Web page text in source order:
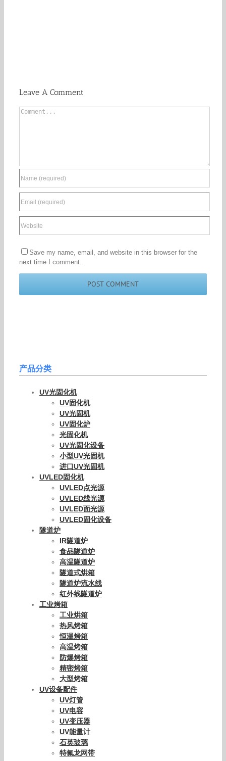
Leave A Comment
Comment
Save my name, email, and website in this browser for the
next time I comment.
产品分类
UV光固化机
UV固化机
UV光固机
UV固化炉
光固化机
UV光固化设备
小型UV光固机
进口UV光固机
UVLED固化机
UVLED点光源
UVLED线光源
UVLED面光源
UVLED固化设备
隧道炉
IR隧道炉
食品隧道炉
高温隧道炉
隧道式烘箱
隧道炉流水线
红外线隧道炉
工业烤箱
工业烘箱
热风烤箱
恒温烤箱
高温烤箱
防爆烤箱
精密烤箱
大型烤箱
UV设备配件
UV灯管
UV电容
UV变压器
UV能量计
石英玻璃
特氟龙网带